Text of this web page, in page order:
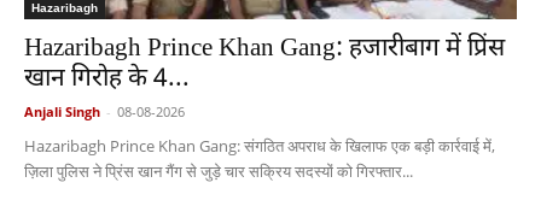
Hazaribagh
Hazaribagh Prince Khan Gang: हजारीबाग में प्रिंस
खान गिरोह के 4...
Anjali Singh - 08-08-2026
Hazaribagh Prince Khan Gang: संगठित अपराध के खिलाफ एक बड़ी कार्रवाई में,
ज़िला पुलिस ने प्रिंस खान गैंग से जुड़े चार सक्रिय सदस्यों को गिरफ्तार...